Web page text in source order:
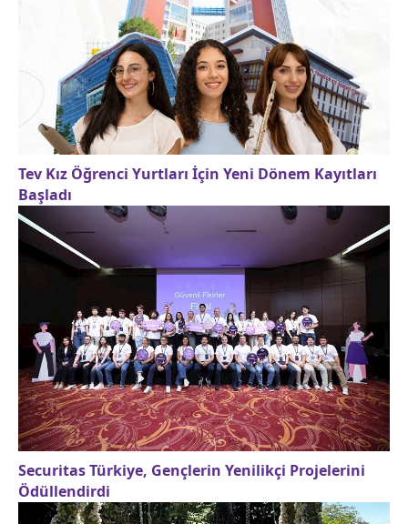
Tev Kız Öğrenci Yurtları İçin Yeni Dönem Kayıtları
Başladı
Securitas Türkiye, Gençlerin Yenilikçi Projelerini
Ödüllendirdi